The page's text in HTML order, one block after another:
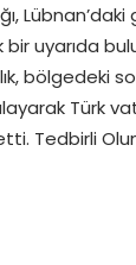
uyarıda
bölgedeki
Türk
Tedbirli